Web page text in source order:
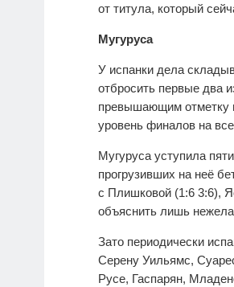
от титула, который
Мугуруса
У испанки дела
отбросить первые два
превышающим отметку
уровень финалов на
Мугуруса уступила
прогрузивших на неё
с Плишковой (1:6 3:6),
объяснить лишь
Зато периодически
Серену Уильямс,
Русе, Гаспарян,